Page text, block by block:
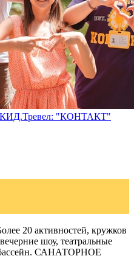
КИД.Тревел: "КОНТАКТ"
20 активностей, кружков
шоу, театральные
бассейн. САНАТОРНОЕ